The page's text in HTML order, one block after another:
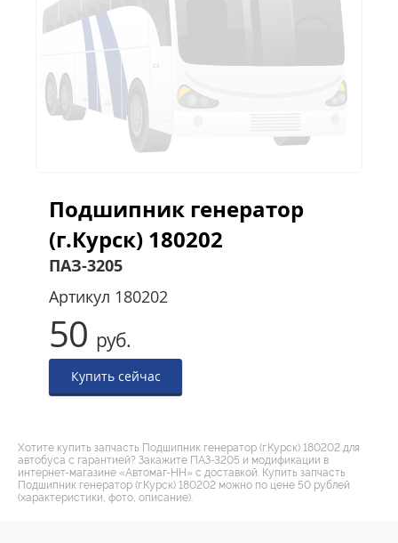
Подшипник генератор
(г.Курск) 180202
ПАЗ-3205
Артикул 180202
50 руб.
Купить сейчас
Хотите купить запчасть Подшипник генератор (г.Курск) 180202 для
автобуса с гарантией? Закажите ПАЗ-3205 и модификации в
интернет-магазине «Автомаг-НН» с доставкой. Купить запчасть
Подшипник генератор (г.Курск) 180202 можно по цене 50 рублей
(характеристики, фото, описание).